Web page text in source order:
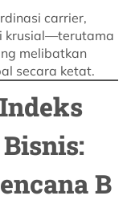
carrier,
krusial—terutama
melibatkan
secara ketat.
B